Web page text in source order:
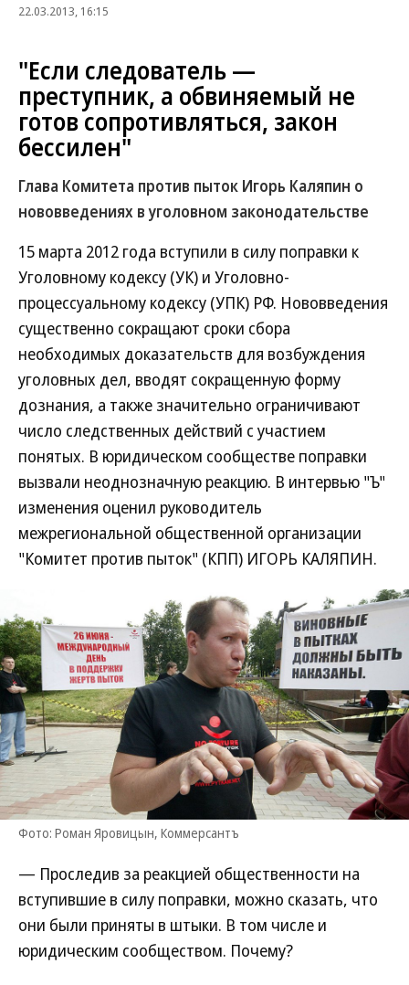
22.03.2013, 16:15
"Если следователь —
преступник, а обвиняемый не
готов сопротивляться, закон
бессилен"
Глава Комитета против пыток Игорь Каляпин о
нововведениях в уголовном законодательстве
15 марта 2012 года вступили в силу поправки к
Уголовному кодексу (УК) и Уголовно-
процессуальному кодексу (УПК) РФ. Нововведения
существенно сокращают сроки сбора
необходимых доказательств для возбуждения
уголовных дел, вводят сокращенную форму
дознания, а также значительно ограничивают
число следственных действий с участием
понятых. В юридическом сообществе поправки
вызвали неоднозначную реакцию. В интервью "Ъ"
изменения оценил руководитель
межрегиональной общественной организации
"Комитет против пыток" (КПП) ИГОРЬ КАЛЯПИН.
Фото: Роман Яровицын, Коммерсантъ
— Проследив за реакцией общественности на
вступившие в силу поправки, можно сказать, что
они были приняты в штыки. В том числе и
юридическим сообществом. Почему?